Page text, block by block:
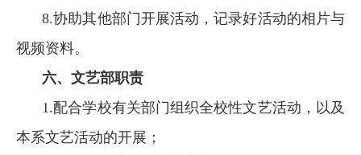
8.协助其他部门开展活动，记录好活动的相片与
视频资料。
六、文艺部职责
1.配合学校有关部门组织全校性文艺活动，以及
本系文艺活动的开展；